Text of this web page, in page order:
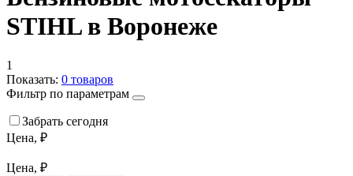
STIHL в Воронеже
1
Показать: 0 товаров
Фильтр по параметрам
Забрать сегодня
Цена, ₽
Цена, ₽